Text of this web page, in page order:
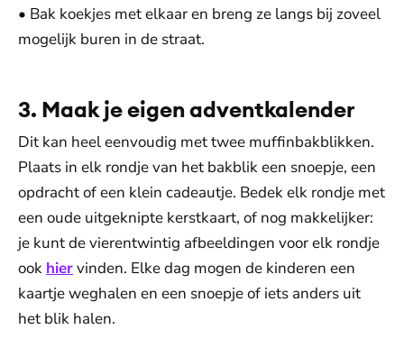
• Bak koekjes met elkaar en breng ze langs bij zoveel
mogelijk buren in de straat.
3. Maak je eigen adventkalender
Dit kan heel eenvoudig met twee muffinbakblikken.
Plaats in elk rondje van het bakblik een snoepje, een
opdracht of een klein cadeautje. Bedek elk rondje met
een oude uitgeknipte kerstkaart, of nog makkelijker:
je kunt de vierentwintig afbeeldingen voor elk rondje
ook hiervinden. Elke dag mogen de kinderen een
kaartje weghalen en een snoepje of iets anders uit
het blik halen.